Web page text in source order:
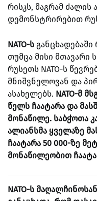
რისკს, მაგრამ
დემონსტრირებით
NATO-ს განცხადებაში
თუმცა მისი მთავარი
რუსეთს NATO-ს
მნიშვნელოვან და
ასახელებს. NATO-მ
წელს ჩაატარა და
მონაწილე. საბჭოთა
ალიანსმა ყველაზე
ჩაატარა 50 000-ზე
მონაწილეობით
NATO-ს